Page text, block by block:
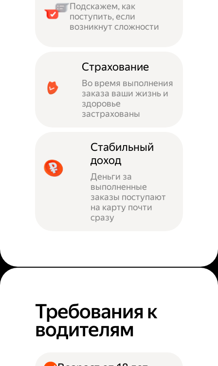
Подскажем, как
поступить, если
возникнут сложности
Страхование
Во время выполнения
заказа ваши жизнь и
здоровье
застрахованы
Стабильный
доход
Деньги за
выполненные
заказы поступают
на карту почти
сразу
Требования к
водителям